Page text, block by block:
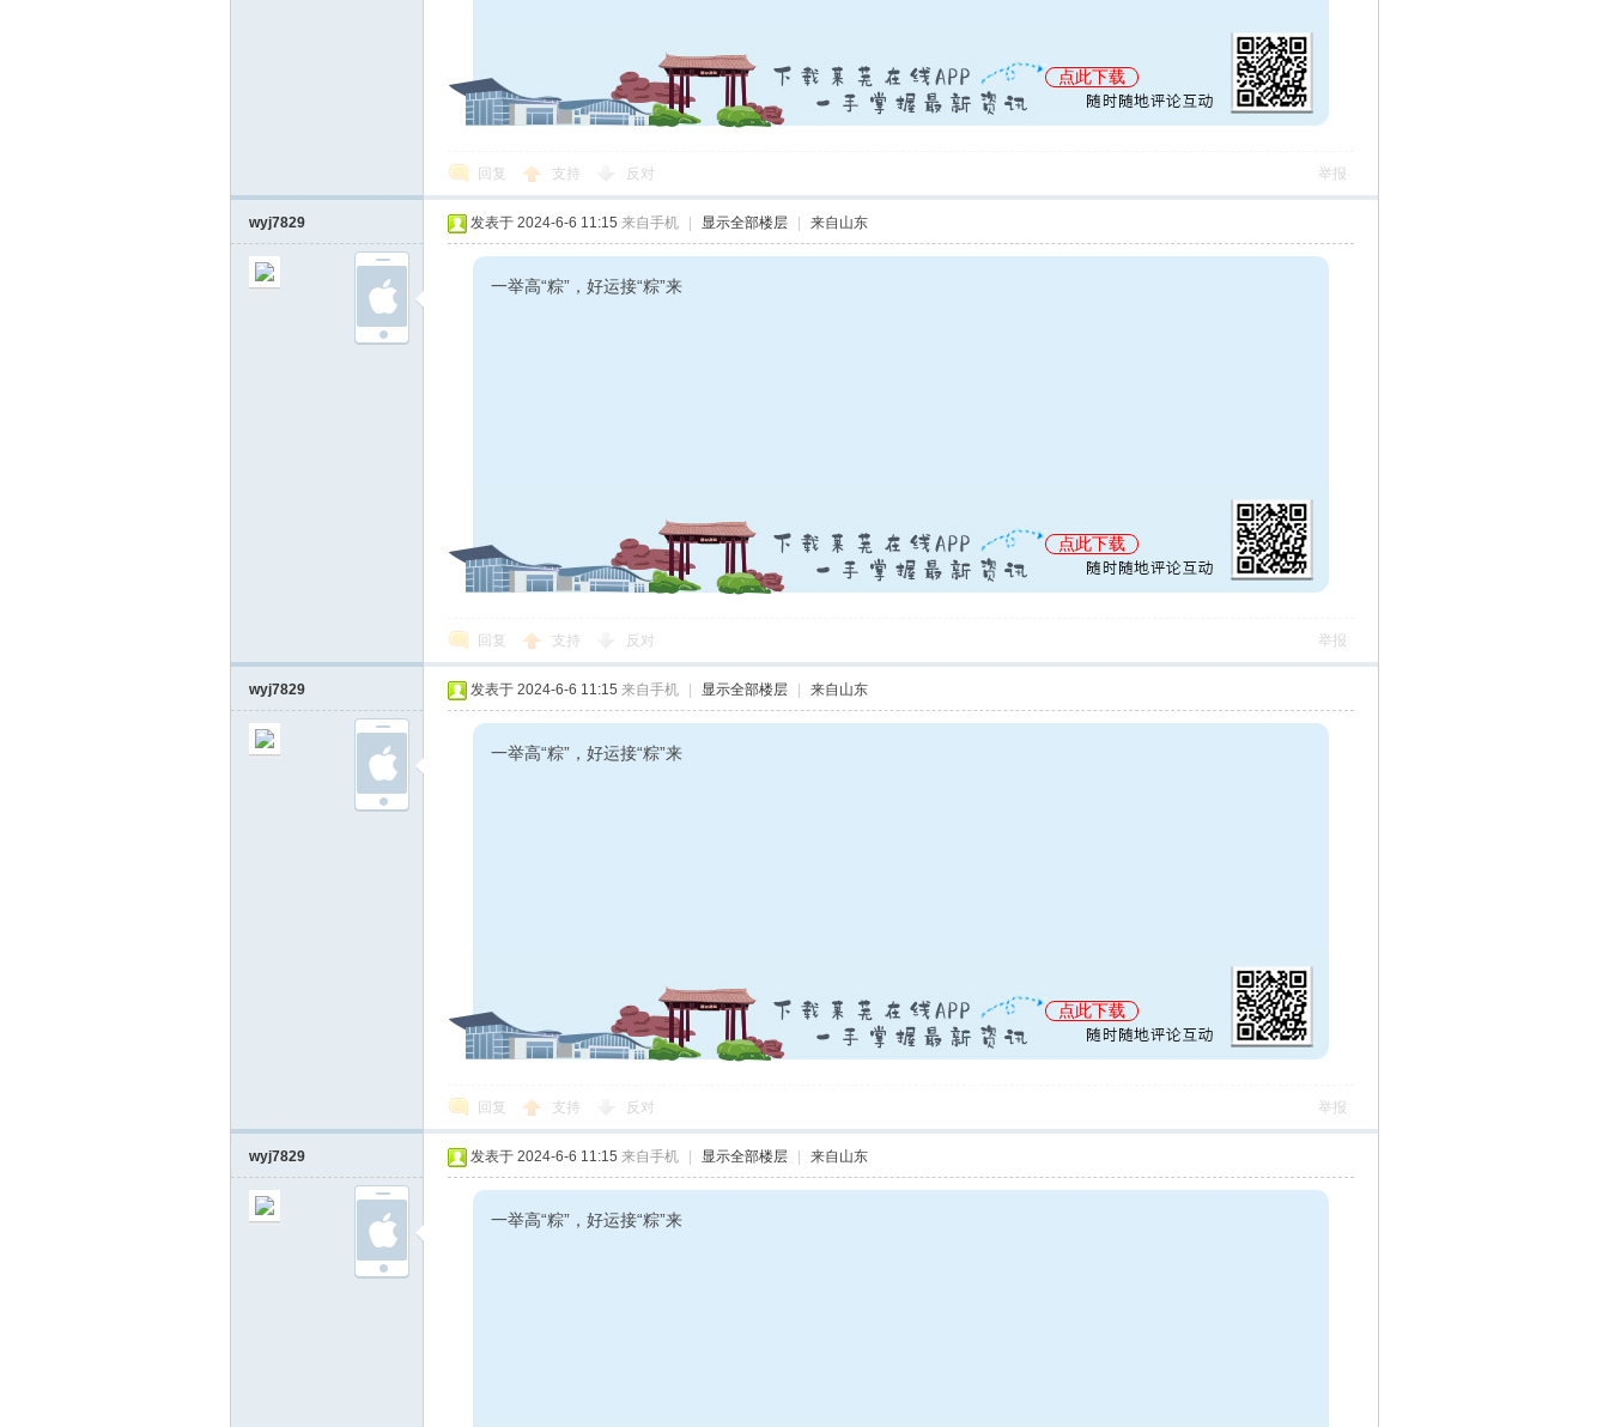
点此下载
回复 支持 反对 举报
wyj7829 发表于 2024-6-6 11:15 来自手机 显示全部楼层 来自山东
一举高“粽”，好运接“粽”来
点此下载
回复 支持 反对 举报
wyj7829 发表于 2024-6-6 11:15 来自手机 显示全部楼层 来自山东
一举高“粽”，好运接“粽”来
点此下载
回复 支持 反对 举报
wyj7829 发表于 2024-6-6 11:15 来自手机 显示全部楼层 来自山东
一举高“粽”，好运接“粽”来